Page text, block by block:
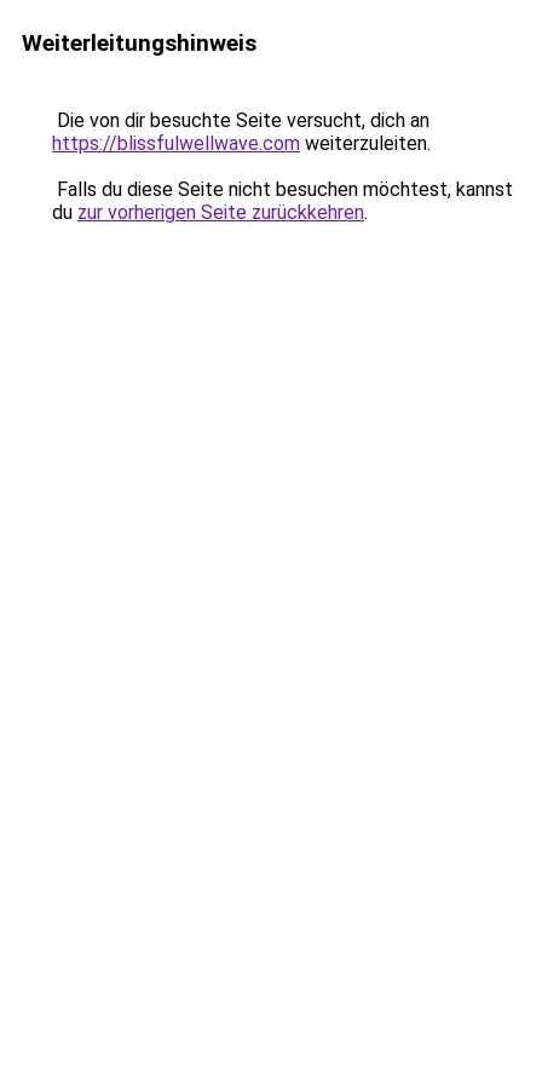
Weiterleitungshinweis
Die von dir besuchte Seite versucht, dich an
https://blissfulwellwave.com weiterzuleiten.
Falls du diese Seite nicht besuchen möchtest, kannst
du zur vorherigen Seite zurückkehren.